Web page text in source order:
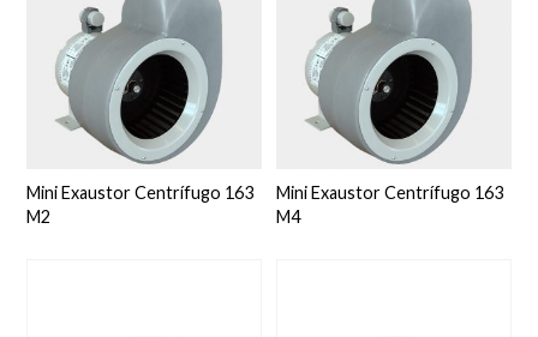
Mini Exaustor Centrífugo 163
M2
Mini Exaustor Centrífugo 163
M4